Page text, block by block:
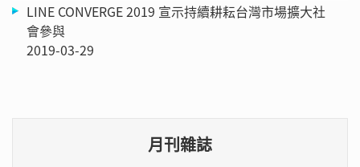
LINE CONVERGE 2019 宣示持續耕耘台灣市場擴大社
會參與
2019-03-29
月刊雜誌